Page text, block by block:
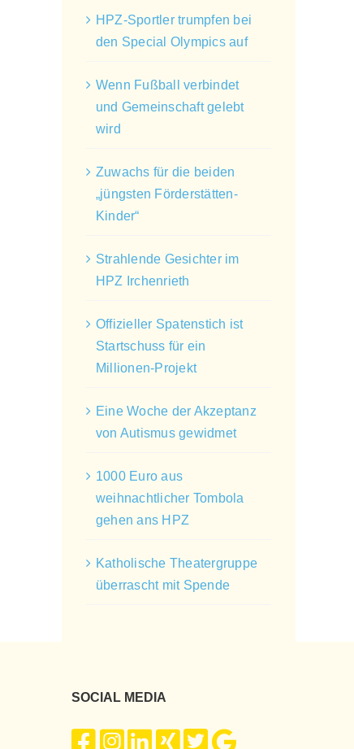
HPZ-Sportler trumpfen bei
den Special Olympics auf
Wenn Fußball verbindet
und Gemeinschaft gelebt
wird
Zuwachs für die beiden
„jüngsten Förderstätten-
Kinder“
Strahlende Gesichter im
HPZ Irchenrieth
Offizieller Spatenstich ist
Startschuss für ein
Millionen-Projekt
Eine Woche der Akzeptanz
von Autismus gewidmet
1000 Euro aus
weihnachtlicher Tombola
gehen ans HPZ
Katholische Theatergruppe
überrascht mit Spende
SOCIAL MEDIA